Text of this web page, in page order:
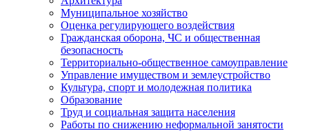
Муниципальное хозяйство
Оценка регулирующего воздействия
Гражданская оборона, ЧС и общественная
безопасность
Территориально-общественное самоуправление
Управление имуществом и землеустройство
Культура, спорт и молодежная политика
Образование
Труд и социальная защита населения
Работы по снижению неформальной занятости